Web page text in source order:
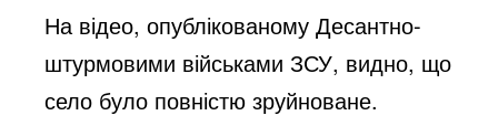
V
На відео, опублікованому Десантно-
штурмовими військами ЗСУ, видно, що
село було повністю зруйноване.